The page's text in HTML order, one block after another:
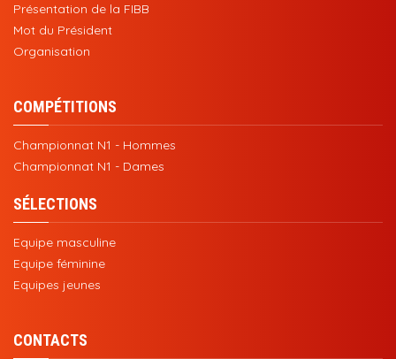
Présentation de la FIBB
Mot du Président
Organisation
COMPÉTITIONS
Championnat N1 - Hommes
Championnat N1 - Dames
SÉLECTIONS
Equipe masculine
Equipe féminine
Equipes jeunes
CONTACTS